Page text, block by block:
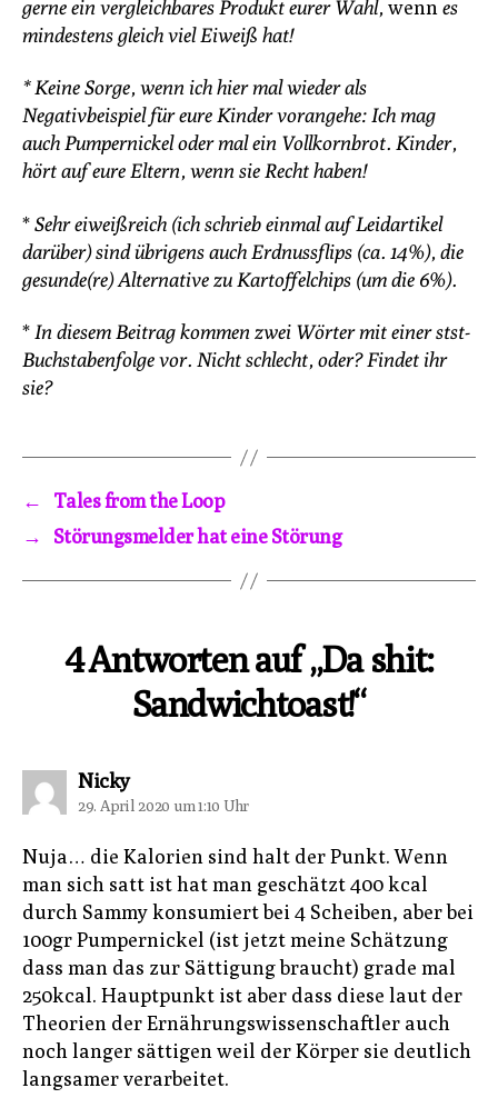
gerne ein vergleichbares Produkt eurer Wahl, wenn es
mindestens gleich viel Eiweiß hat!
* Keine Sorge, wenn ich hier mal wieder als
Negativbeispiel für eure Kinder vorangehe: Ich mag
auch Pumpernickel oder mal ein Vollkornbrot. Kinder,
hört auf eure Eltern, wenn sie Recht haben!
*Sehr eiweißreich (ich schrieb einmal auf Leidartikel
darüber) sind übrigens auch Erdnussflips (ca. 14%), die
gesunde(re) Alternative zu Kartoffelchips (um die 6%).
*In diesem Beitrag kommen zwei Wörter mit einer stst-
Buchstabenfolge vor. Nicht schlecht, oder? Findet ihr
sie?
←
Tales from the Loop
→
Störungsmelder hat eine Störung
4 Antworten auf „Da shit:
Sandwichtoast!“
Nickysagt:
29. April 2020 um 1:10 Uhr
Nuja… die Kalorien sind halt der Punkt. Wenn
man sich satt ist hat man geschätzt 400 kcal
durch Sammy konsumiert bei 4 Scheiben, aber bei
100gr Pumpernickel (ist jetzt meine Schätzung
dass man das zur Sättigung braucht) grade mal
250kcal. Hauptpunkt ist aber dass diese laut der
Theorien der Ernährungswissenschaftler auch
noch langer sättigen weil der Körper sie deutlich
langsamer verarbeitet.